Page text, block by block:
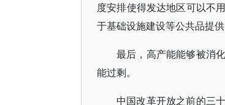
度安排使得发达地区可以不
于基础设施建设等公共品提供
最后，高产能能够被消
能过剩。
中国改革开放之前的三